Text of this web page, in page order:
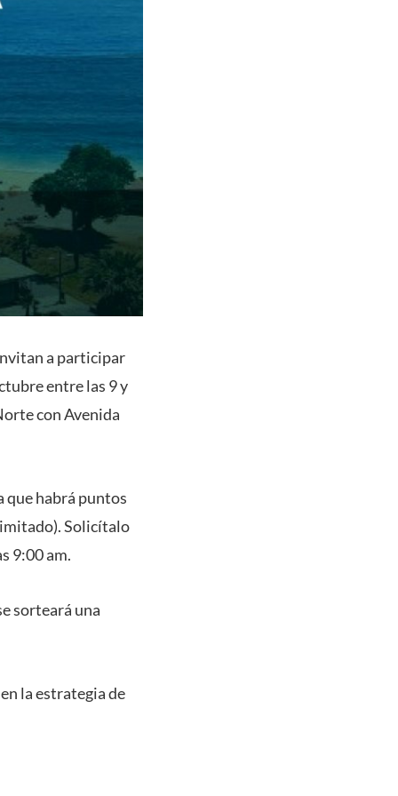
a participar
entre las 9 y
con Avenida
que habrá puntos
Solicítalo
9:00 am.
sorteará una
la estrategia de